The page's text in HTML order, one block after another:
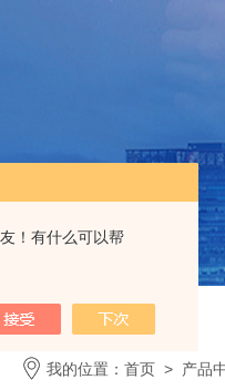
！有什么可以帮
我的位置： 首页 > 产品